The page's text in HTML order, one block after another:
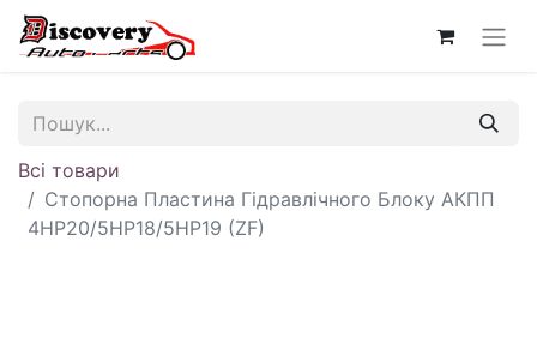
Всі товари
Стопорна Пластина Гідравлічного Блоку АКПП
4HP20/5HP18/5HP19 (ZF)